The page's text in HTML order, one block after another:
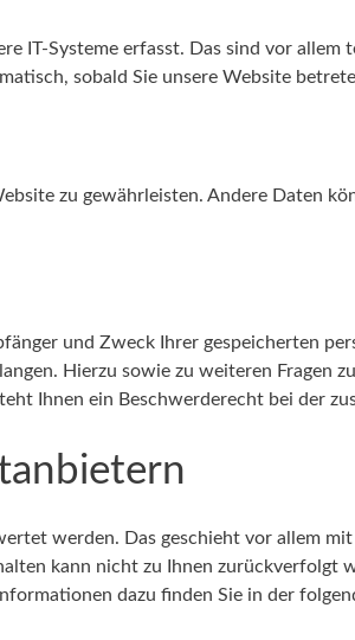
IT-Systeme erfasst. Das sind vor
sobald Sie unsere Website
zu gewährleisten. Andere Daten
und Zweck Ihrer gespeicherten
Hierzu sowie zu weiteren Fragen
Ihnen ein Beschwerderecht bei der
werden. Das geschieht vor allem
kann nicht zu Ihnen zurückverfolgt
dazu finden Sie in der